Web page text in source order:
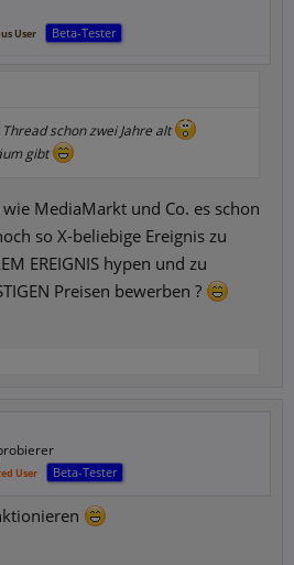
User Beta-Tester
schon zwei Jahre alt
gibt
MediaMarkt und Co. es schon
so X-beliebige Ereignis zu
EREIGNIS hypen und zu
Preisen bewerben ?
User Beta-Tester